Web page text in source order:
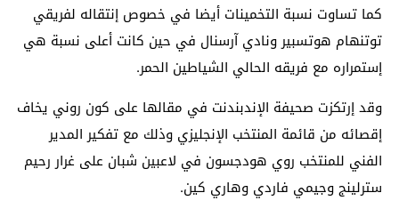
كما تساوت نسبة التخمينات أيضا في خصوص إنتقاله لفريقي
توتنهام هوتسبير ونادي آرسنال في حين كانت أعلى نسبة هي
إستمراره مع فريقه الحالي الشياطين الحمر.
وقد إرتكزت صحيفة الإندبندنت في مقالها على كون روني يخاف
إقصائه من قائمة المنتخب الإنجليزي وذلك مع تفكير المدير
الفني للمنتخب روي هودجسون في لاعبين شبان على غرار رحيم
سترلينج وجيمي فاردي وهاري كين.